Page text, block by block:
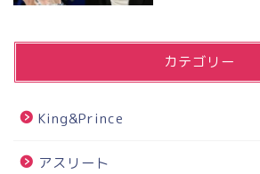
カテゴリー
King&Prince
アスリート